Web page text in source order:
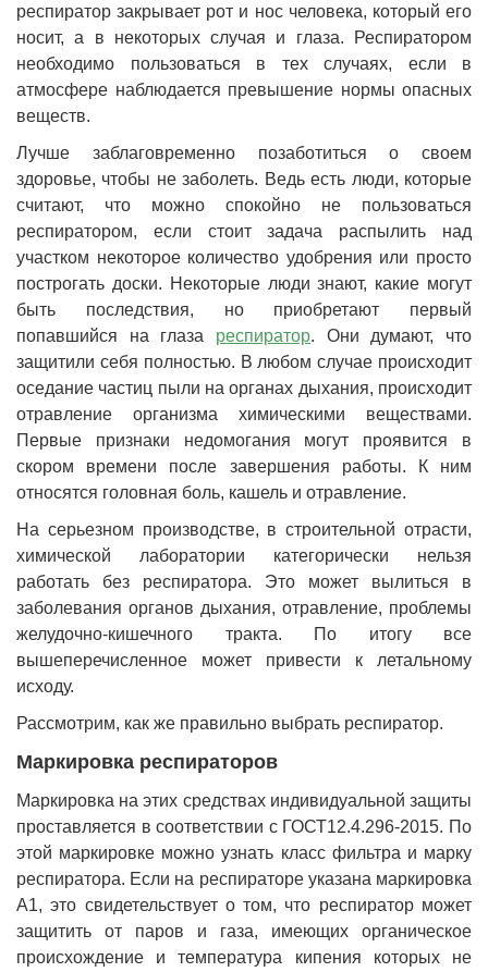
респиратор закрывает рот и нос человека, который его
носит, а в некоторых случая и глаза. Респиратором
необходимо пользоваться в тех случаях, если в
атмосфере наблюдается превышение нормы опасных
веществ.
Лучше заблаговременно позаботиться о своем
здоровье, чтобы не заболеть. Ведь есть люди, которые
считают, что можно спокойно не пользоваться
респиратором, если стоит задача распылить над
участком некоторое количество удобрения или просто
построгать доски. Некоторые люди знают, какие могут
быть последствия, но приобретают первый
попавшийся на глаза респиратор. Они думают, что
защитили себя полностью. В любом случае происходит
оседание частиц пыли на органах дыхания, происходит
отравление организма химическими веществами.
Первые признаки недомогания могут проявится в
скором времени после завершения работы. К ним
относятся головная боль, кашель и отравление.
На серьезном производстве, в строительной отрасти,
химической лаборатории категорически нельзя
работать без респиратора. Это может вылиться в
заболевания органов дыхания, отравление, проблемы
желудочно-кишечного тракта. По итогу все
вышеперечисленное может привести к летальному
исходу.
Рассмотрим, как же правильно выбрать респиратор.
Маркировка респираторов
Маркировка на этих средствах индивидуальной защиты
проставляется в соответствии с ГОСТ12.4.296-2015. По
этой маркировке можно узнать класс фильтра и марку
респиратора. Если на респираторе указана маркировка
А1, это свидетельствует о том, что респиратор может
защитить от паров и газа, имеющих органическое
происхождение и температура кипения которых не